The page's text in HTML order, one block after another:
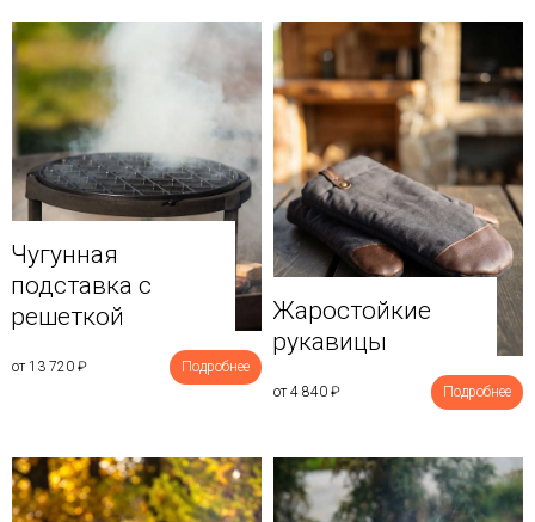
Чугунная
подставка с
решеткой
от 13 720 ₽ Подробнее
Жаростойкие
рукавицы
от 4 840 ₽ Подробнее